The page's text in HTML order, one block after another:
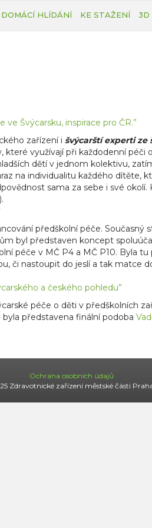
DOMÁCÍ HLÍDÁNÍ KE STAŽENÍ 3D
Švýcarsku, inspirace pro ČR.”
zařízení i švýcarští experti ze
využívají při každodenní péči
dětí v jednom kolektivu,
na individualitu každého dítěte,
sama za sebe i své
předškolní péče. Současný
byl představen koncept
péče v MČ P4 a MČ P10. Byla
či nastoupit do jeslí a tak matce
a českého pohledu”
péče o děti v předškolních
představena finální podoba
Ochrana osobních údajů
Zdravotnické zařízení městské části